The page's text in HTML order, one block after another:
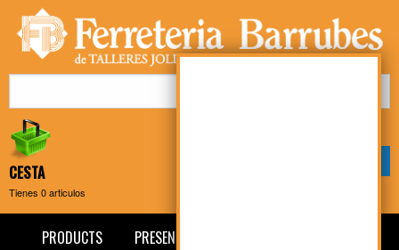
CESTA
Tienes 0articulos
PRODUCTS PRESENTATION